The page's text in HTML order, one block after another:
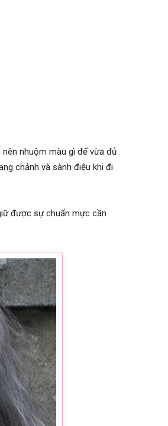
nhuộm màu gì để vừa đủ
chảnh và sành điệu khi đi
được sự chuẩn mực cần